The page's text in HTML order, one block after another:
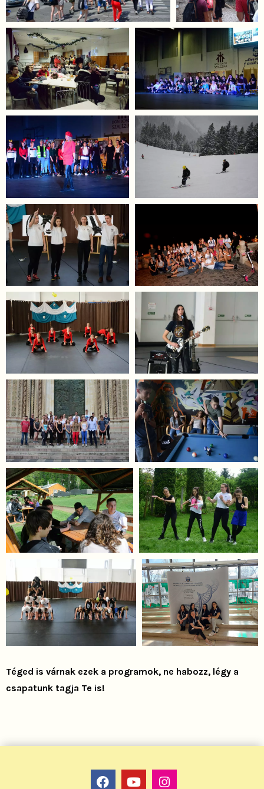
Téged is várnak ezek a programok, ne habozz, légy a
csapatunk tagja Te is!